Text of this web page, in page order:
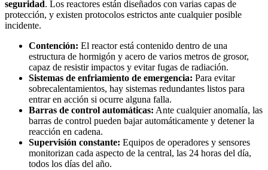
seguridad. Los reactores están diseñados con varias capas de
protección, y existen protocolos estrictos ante cualquier posible
incidente.
Contención: El reactor está contenido dentro de una
estructura de hormigón y acero de varios metros de grosor,
capaz de resistir impactos y evitar fugas de radiación.
Sistemas de enfriamiento de emergencia: Para evitar
sobrecalentamientos, hay sistemas redundantes listos para
entrar en acción si ocurre alguna falla.
Barras de control automáticas: Ante cualquier anomalía, las
barras de control pueden bajar automáticamente y detener la
reacción en cadena.
Supervisión constante: Equipos de operadores y sensores
monitorizan cada aspecto de la central, las 24 horas del día,
todos los días del año.